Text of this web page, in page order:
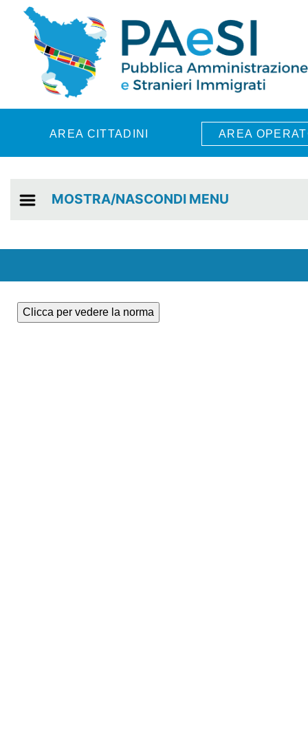
Skip to main content
AREA CITTADINI AREA
MOSTRA/NASCONDI MENU
Clicca per vedere la norma